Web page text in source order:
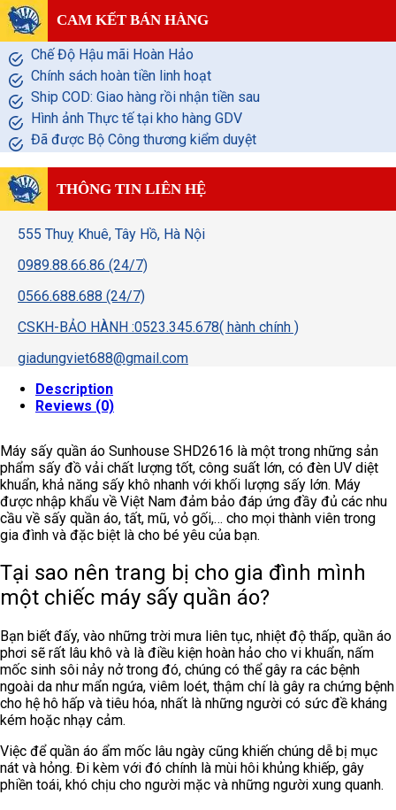
CAM KẾT BÁN HÀNG
Chế Độ Hậu mãi Hoàn Hảo
Chính sách hoàn tiền linh hoạt
Ship COD: Giao hàng rồi nhận tiền sau
Hình ảnh Thực tế tại kho hàng GDV
Đã được Bộ Công thương kiểm duyệt
THÔNG TIN LIÊN HỆ
555 Thuỵ Khuê, Tây Hồ, Hà Nội
0989.88.66.86 (24/7)
0566.688.688 (24/7)
CSKH-BẢO HÀNH :0523.345.678( hành chính )
giadungviet688@gmail.com
Description
Reviews (0)
Máy sấy quần áo Sunhouse SHD2616 là một trong những sản
phẩm sấy đồ vải chất lượng tốt, công suất lớn, có đèn UV diệt
khuẩn, khả năng sấy khô nhanh với khối lượng sấy lớn. Máy
được nhập khẩu về Việt Nam đảm bảo đáp ứng đầy đủ các nhu
cầu về sấy quần áo, tất, mũ, vỏ gối,… cho mọi thành viên trong
gia đình và đặc biệt là cho bé yêu của bạn.
Tại sao nên trang bị cho gia đình mình
một chiếc máy sấy quần áo?
Bạn biết đấy, vào những trời mưa liên tục, nhiệt độ thấp, quần áo
phơi sẽ rất lâu khô và là điều kiện hoàn hảo cho vi khuẩn, nấm
mốc sinh sôi nảy nở trong đó, chúng có thể gây ra các bệnh
ngoài da như mẩn ngứa, viêm loét, thậm chí là gây ra chứng bệnh
cho hệ hô hấp và tiêu hóa, nhất là những người có sức đề kháng
kém hoặc nhạy cảm.
Việc để quần áo ẩm mốc lâu ngày cũng khiến chúng dễ bị mục
nát và hỏng. Đi kèm với đó chính là mùi hôi khủng khiếp, gây
phiền toái, khó chịu cho người mặc và những người xung quanh.